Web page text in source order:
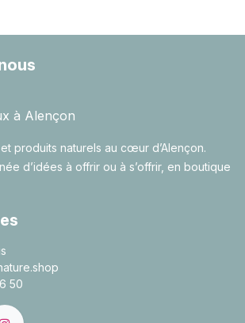
à Alençon
produits naturels au cœur d’Alençon.
d’idées à offrir ou à s’offrir, en boutique
50